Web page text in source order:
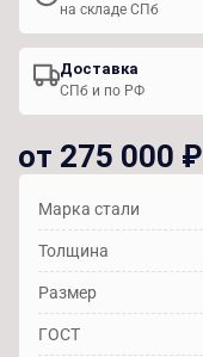
на складе СПб
Доставка
СПб и по РФ
от 275 000 ₽
Марка стали
Толщина
Размер
ГОСТ